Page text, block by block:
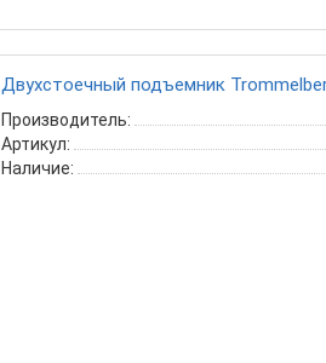
Двухстоечный подъемник
Производитель:
Артикул:
Наличие: